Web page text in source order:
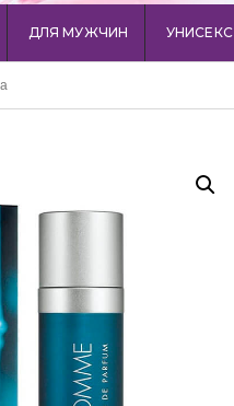
ДЛЯ МУЖЧИН УНИСЕКС